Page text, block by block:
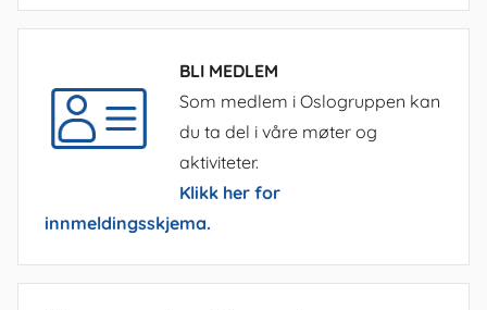
BLI MEDLEM
Som medlem i Oslogruppen kan
du ta del i våre møter og
aktiviteter.
Klikk her for
innmeldingsskjema.